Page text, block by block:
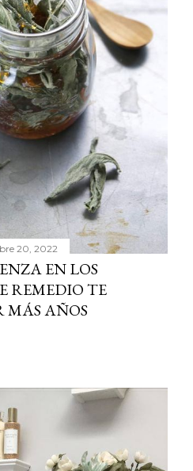
20, 2022
EN LOS
REMEDIO TE
AÑOS